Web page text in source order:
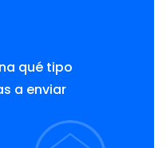
qué tipo
a enviar